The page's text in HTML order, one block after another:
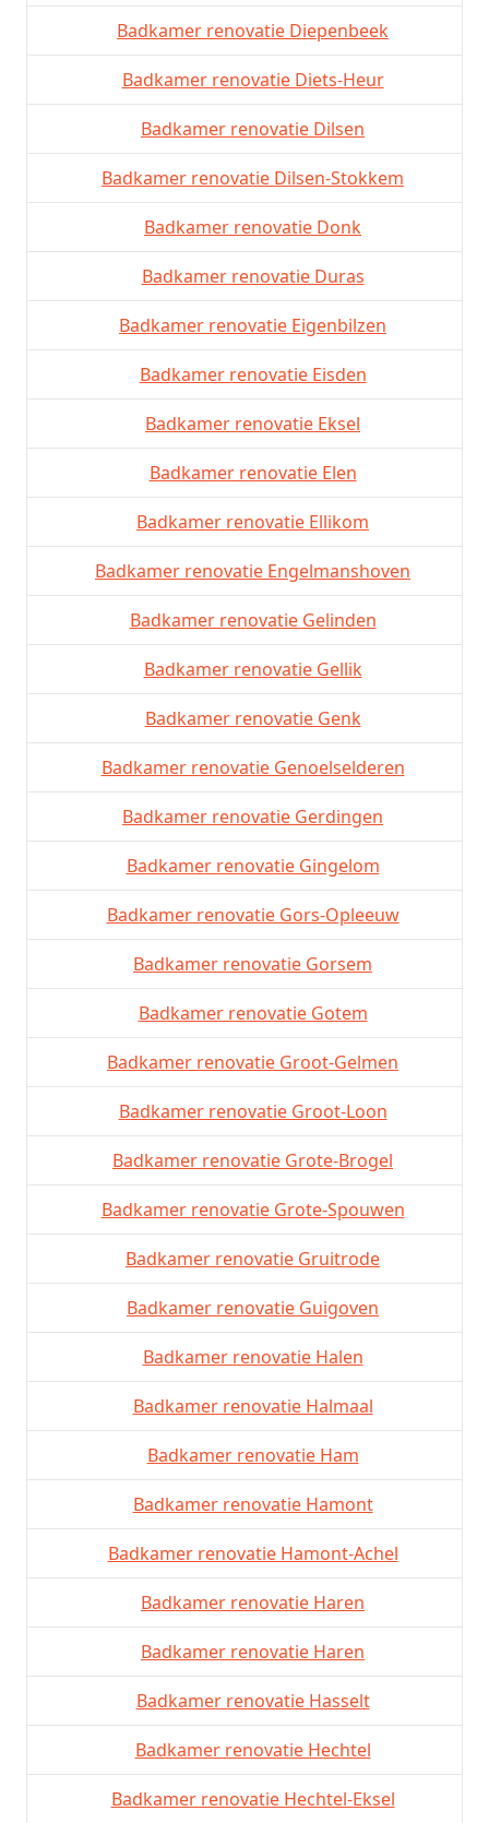
Badkamer renovatie Diepenbeek
Badkamer renovatie Diets-Heur
Badkamer renovatie Dilsen
Badkamer renovatie Dilsen-Stokkem
Badkamer renovatie Donk
Badkamer renovatie Duras
Badkamer renovatie Eigenbilzen
Badkamer renovatie Eisden
Badkamer renovatie Eksel
Badkamer renovatie Elen
Badkamer renovatie Ellikom
Badkamer renovatie Engelmanshoven
Badkamer renovatie Gelinden
Badkamer renovatie Gellik
Badkamer renovatie Genk
Badkamer renovatie Genoelselderen
Badkamer renovatie Gerdingen
Badkamer renovatie Gingelom
Badkamer renovatie Gors-Opleeuw
Badkamer renovatie Gorsem
Badkamer renovatie Gotem
Badkamer renovatie Groot-Gelmen
Badkamer renovatie Groot-Loon
Badkamer renovatie Grote-Brogel
Badkamer renovatie Grote-Spouwen
Badkamer renovatie Gruitrode
Badkamer renovatie Guigoven
Badkamer renovatie Halen
Badkamer renovatie Halmaal
Badkamer renovatie Ham
Badkamer renovatie Hamont
Badkamer renovatie Hamont-Achel
Badkamer renovatie Haren
Badkamer renovatie Haren
Badkamer renovatie Hasselt
Badkamer renovatie Hechtel
Badkamer renovatie Hechtel-Eksel